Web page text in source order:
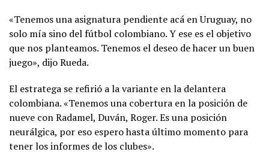
«Tenemos una asignatura pendiente acá en Uruguay, no
solo mía sino del fútbol colombiano. Y ese es el objetivo
que nos planteamos. Tenemos el deseo de hacer un buen
juego», dijo Rueda.
El estratega se refirió a la variante en la delantera
colombiana. «Tenemos una cobertura en la posición de
nueve con Radamel, Duván, Roger. Es una posición
neurálgica, por eso espero hasta último momento para
tener los informes de los clubes».